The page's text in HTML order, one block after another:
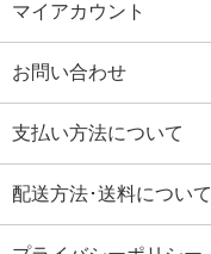
マイアカウント
お問い合わせ
支払い方法について
配送方法･送料について